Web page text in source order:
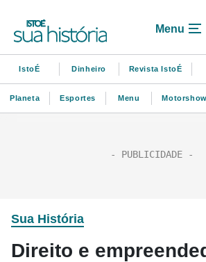
Menu
IstoÉ Dinheiro Revista IstoÉ
Planeta Esportes Menu Motorshow
Sua História
Direito e